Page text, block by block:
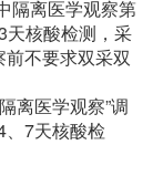
隔离医学观察第
天核酸检测，采
不要求双采双
离医学观察”调
、7天核酸检